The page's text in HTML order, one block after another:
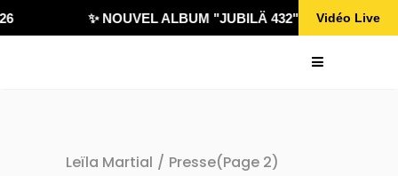
✨ NOUVEL ALBUM "JUBILÄ 432" DISPONIBLE !
Vidéo Live
Leïla Martial / Presse(Page 2)